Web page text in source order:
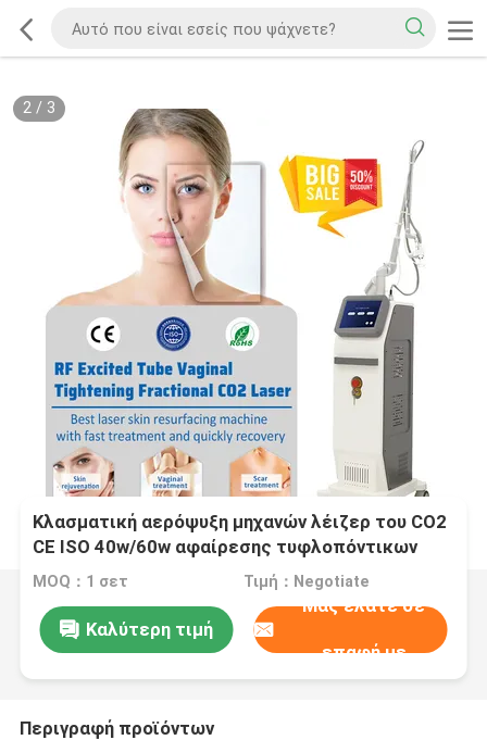
2/ 3
Κλασματική αερόψυξη μηχανών λέιζερ του CO2
CE ISO 40w/60w αφαίρεσης τυφλοπόντικων
MOQ：1 σετ Τιμή：Negotiate
Καλύτερη τιμή
Μας ελάτε σε
επαφή με
Περιγραφή προϊόντων